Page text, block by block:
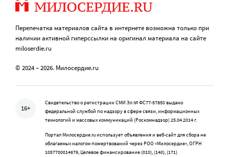
Перепечатка материалов сайта в интернете возможна только при
наличии активной гиперссылки на оригинал материала на сайте
miloserdie.ru
© 2024 – 2026. Милосердие.ru
16+
Свидетельство о регистрации СМИ Эл № ФС77-57850 выдано
федеральной службой по надзору в сфере связи, информационных
технологий и массовых коммуникаций (Роскомнадзор) 25.04.2014 г.
Портал Милосердие.ru использует объявления и веб-сайт для сбора не
облагаемых налогом пожертвований через РОО «Милосердие», ОГРН
1057700014679, Целевое финансирование (010), (140), (171)